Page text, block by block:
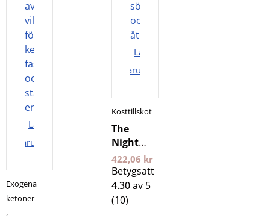
Lägg i
varukorgen
Exogena
ketoner
,
Lägg i
varukorgen
Kosttillskott
The
Night
400 g 24
Edge
422,06 kr
Betygsatt
4.30av 5
(10)